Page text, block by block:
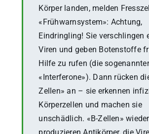
Körper landen, melden
«Frühwarnsystem»: Achtung,
Eindringling! Sie verschlingen
Viren und geben Botenstoffe
Hilfe zu rufen (die
«Interferone»). Dann rücken
Zellen» an – sie erkennen
Körperzellen und machen sie
unschädlich. «B-Zellen»